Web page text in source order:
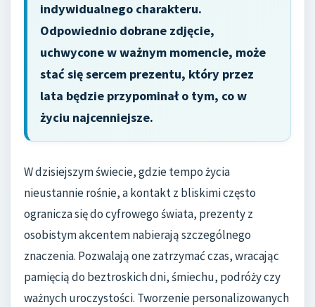
indywidualnego charakteru.
Odpowiednio dobrane zdjęcie,
uchwycone w ważnym momencie, może
stać się sercem prezentu, który przez
lata będzie przypominał o tym, co w
życiu najcenniejsze.
W dzisiejszym świecie, gdzie tempo życia
nieustannie rośnie, a kontakt z bliskimi często
ogranicza się do cyfrowego świata, prezenty z
osobistym akcentem nabierają szczególnego
znaczenia. Pozwalają one zatrzymać czas, wracając
pamięcią do beztroskich dni, śmiechu, podróży czy
ważnych uroczystości. Tworzenie personalizowanych